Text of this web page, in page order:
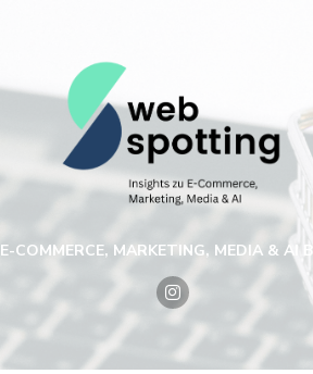
E-COMMERCE, MARKETING, MEDIA & AI